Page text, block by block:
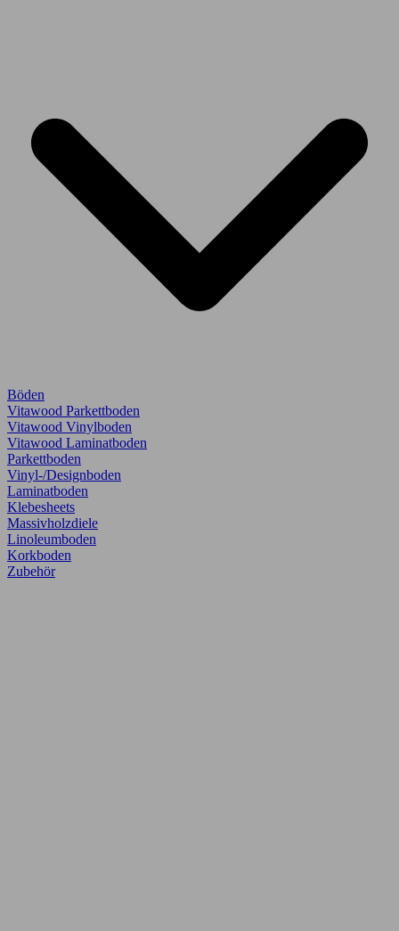
Böden
Vitawood Parkettboden
Vitawood Vinylboden
Vitawood Laminatboden
Parkettboden
Vinyl-/Designboden
Laminatboden
Klebesheets
Massivholzdiele
Linoleumboden
Korkboden
Zubehör